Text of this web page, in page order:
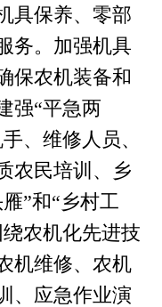
具保养、零部
务。加强机具
保农机装备和
强“平急两
、维修人员、
农民培训、乡
”和“乡村工
农机化先进技
机维修、农机
、应急作业演